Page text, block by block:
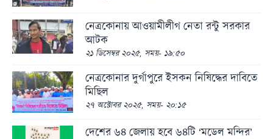
ভারত
আমেরিকা
ইউরোপ
মধ্যপ্রাচ্য
এশিয়া
আফ্রিকা
নেত্রকোনায় আওয়ামীলীগ নেতা রন্টু সরকার
আটক
২১ ডিসেম্বর ২০২৫, সময়- ১৯:৫০
নেত্রকোনার দুর্গাপুরে ইসকন নিষিদ্ধের দাবিতে
মিছিল
২৭ অক্টোবর ২০২৫, সময়- ২০:১৫
দেশের ৬৪ জেলায় হবে ৬৪টি ‘মডেল মন্দির’